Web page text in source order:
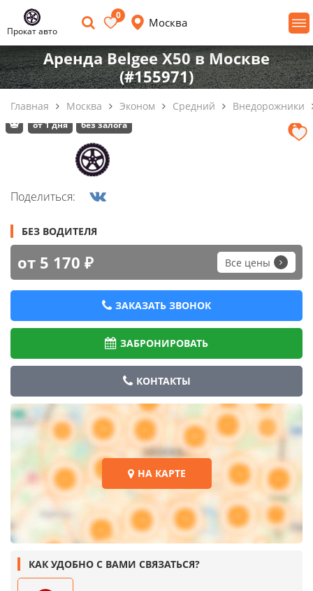
Прокат авто
0
Москва
Аренда Belgee X50 в Москве
(#155971)
Главная Москва Эконом Средний Внедорожники
от 1 дня без залога
Поделиться:
БЕЗ ВОДИТЕЛЯ
от 5 170 ₽ Все цены
ЗАКАЗАТЬ ЗВОНОК
ЗАБРОНИРОВАТЬ
КОНТАКТЫ
НА КАРТЕ
КАК УДОБНО С ВАМИ СВЯЗАТЬСЯ?